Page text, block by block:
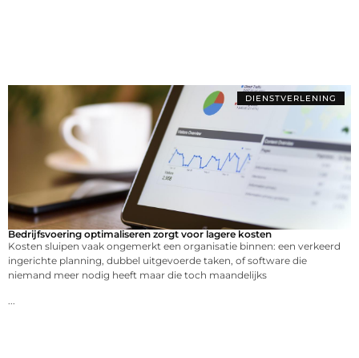
DIENSTVERLENING
Bedrijfsvoering optimaliseren zorgt voor lagere kosten
Kosten sluipen vaak ongemerkt een organisatie binnen: een verkeerd
ingerichte planning, dubbel uitgevoerde taken, of software die
niemand meer nodig heeft maar die toch maandelijks
...